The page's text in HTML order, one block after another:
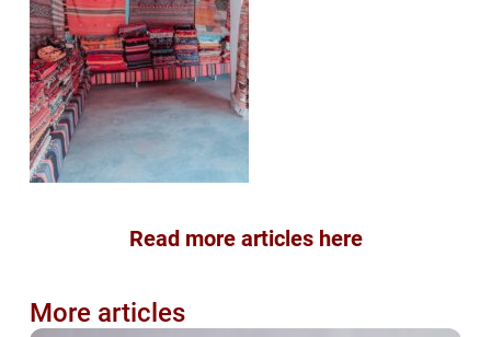
Read more articles here
More articles